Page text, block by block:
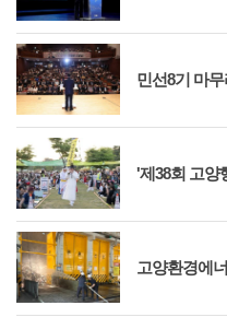
민선8기 마
'제38회 고양
고양환경에